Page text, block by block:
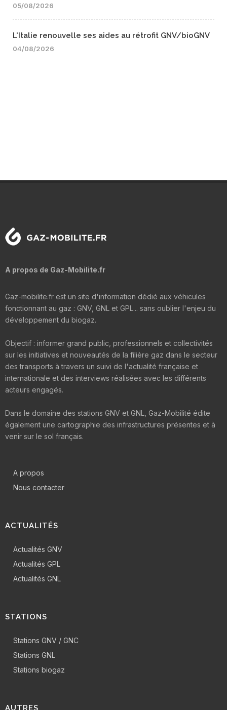
05/08/2026
L'Italie renouvelle ses aides au rétrofit GNV/bioGNV
04/08/2026
A propos de Gaz-Mobilite.fr
Gaz-mobilite.fr est un site d'information dédié aux véhicules
fonctionnant au gaz : GNV, GNL et GPL... sans oublier l'enjeu du
développement du biogaz.
Objectif : informer grand public, professionnels et collectivités
sur les initiatives et nouveautés de la filière gaz dans le secteur
des transports à travers un suivi de l'actualité française et
internationale et des interviews réalisées avec les différents
acteurs engagés.
Dans le domaine des stations GNV et GNL, Gaz-Mobilité édite
également une cartographie des infrastructures présentes et à
venir sur le sol français.
A propos
Nous contacter
ACTUALITÉS
Actualités GNV
Actualités GPL
Actualités GNL
STATIONS
Stations GNV / GNC
Stations GNL
Stations biogaz
AUTRES